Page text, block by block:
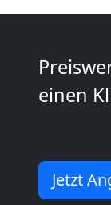
einen
Jetzt